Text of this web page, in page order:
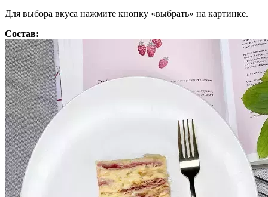
Для выбора вкуса нажмите кнопку «выбрать» на картинке.
Состав: